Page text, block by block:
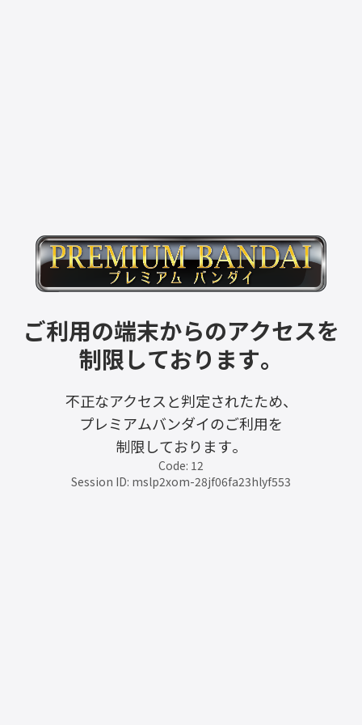
ご利用の端末からのアクセスを
制限しております。
不正なアクセスと判定されたため、
プレミアムバンダイのご利用を
制限しております。
Code: 12
Session ID: mslp2xom-28jf06fa23hlyf553